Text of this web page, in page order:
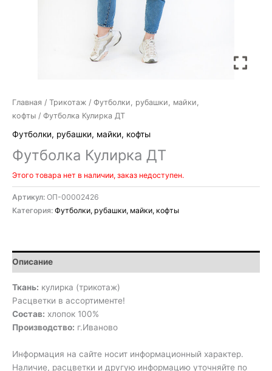
Главная / Трикотаж / Футболки, рубашки, майки,
кофты / Футболка Кулирка ДТ
Футболки, рубашки, майки, кофты
Футболка Кулирка ДТ
Этого товара нет в наличии, заказ недоступен.
Артикул: ОП-00002426
Категория: Футболки, рубашки, майки, кофты
Описание
Ткань: кулирка (трикотаж)
Расцветки в ассортименте!
Состав: хлопок 100%
Производство: г.Иваново
Информация на сайте носит информационный характер.
Наличие, расцветки и другую информацию уточняйте по